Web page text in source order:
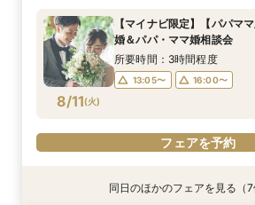
8/11(火)
【マイナビ限定】【パパマ
婚＆パパ・ママ婚相談会
所要時間：3時間程度
13:05〜 16:00〜
フェアを予約
特典あり
特典あり
特典あり
特典あり
特典あり
衣装試着 特典あり
特典あり同日のほかのフェアを見る（7